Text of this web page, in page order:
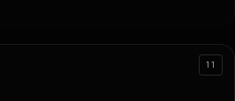
11